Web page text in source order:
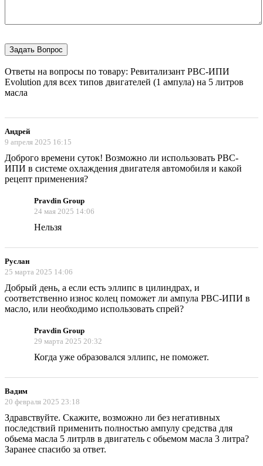
Ответы на вопросы по товару: Ревитализант РВС-ИПИ
Evolution для всех типов двигателей (1 ампула) на 5 литров
масла
Андрей
9 апреля 2025 16:15
Доброго времени суток! Возможно ли использовать РВС-
ИПИ в системе охлаждения двигателя автомобиля и какой
рецепт применения?
Pravdin Group
24 мая 2025 14:06
Нельзя
Руслан
25 марта 2025 14:06
Добрый день, а если есть эллипс в цилиндрах, и
соответственно износ колец поможет ли ампула РВС-ИПИ в
масло, или необходимо использовать спрей?
Pravdin Group
29 марта 2025 20:32
Когда уже образовался эллипс, не поможет.
Вадим
20 февраля 2025 23:18
Здравствуйте. Скажите, возможно ли без негативных
последствий применить полностью ампулу средства для
обьема масла 5 литрлв в двигатель с обьемом масла 3 литра?
Заранее спасибо за ответ.